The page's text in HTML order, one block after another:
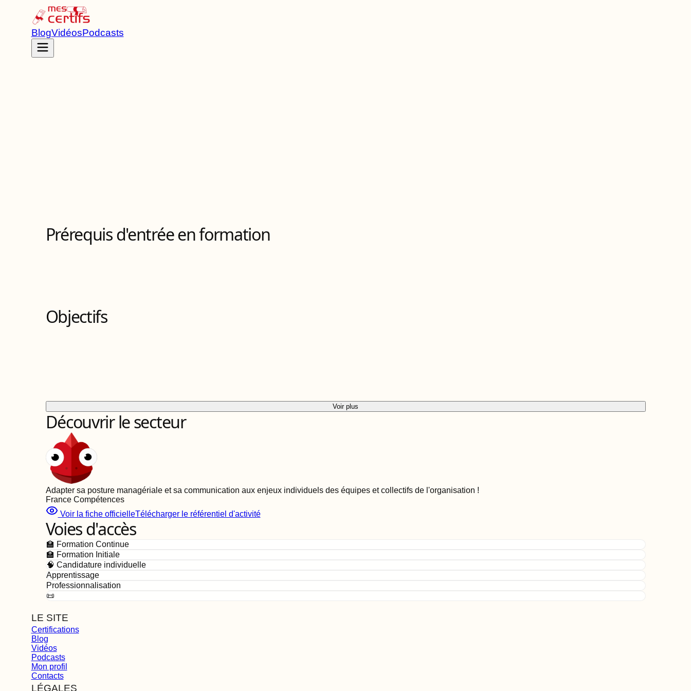
BlogVidéosPodcasts
Prérequis d'entrée en formation
Objectifs
Voir plus
Découvrir le secteur
Adapter sa posture managériale et sa communication aux enjeux individuels des équipes et collectifs de l'organisation !
France Compétences
Voir la fiche officielleTélécharger le référentiel d'activité
Voies d'accès
🏫 Formation Continue
🏫 Formation Initiale
🧠 Candidature individuelle
Apprentissage
Professionnalisation
📜
LE SITE
Certifications
Blog
Vidéos
Podcasts
Mon profil
Contacts
LÉGALES